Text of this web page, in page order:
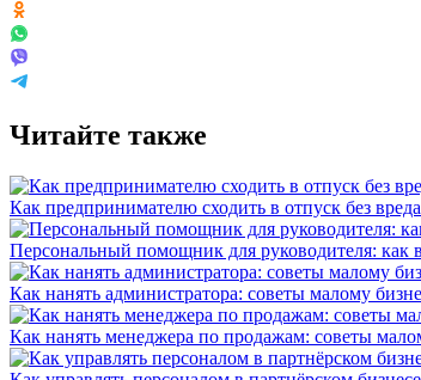
Читайте также
Как предпринимателю сходить в отпуск без
Персональный помощник для руководителя: как
Как нанять администратора: советы малому
Как нанять менеджера по продажам: советы